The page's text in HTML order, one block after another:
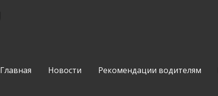
Главная Новости Рекомендации водителям